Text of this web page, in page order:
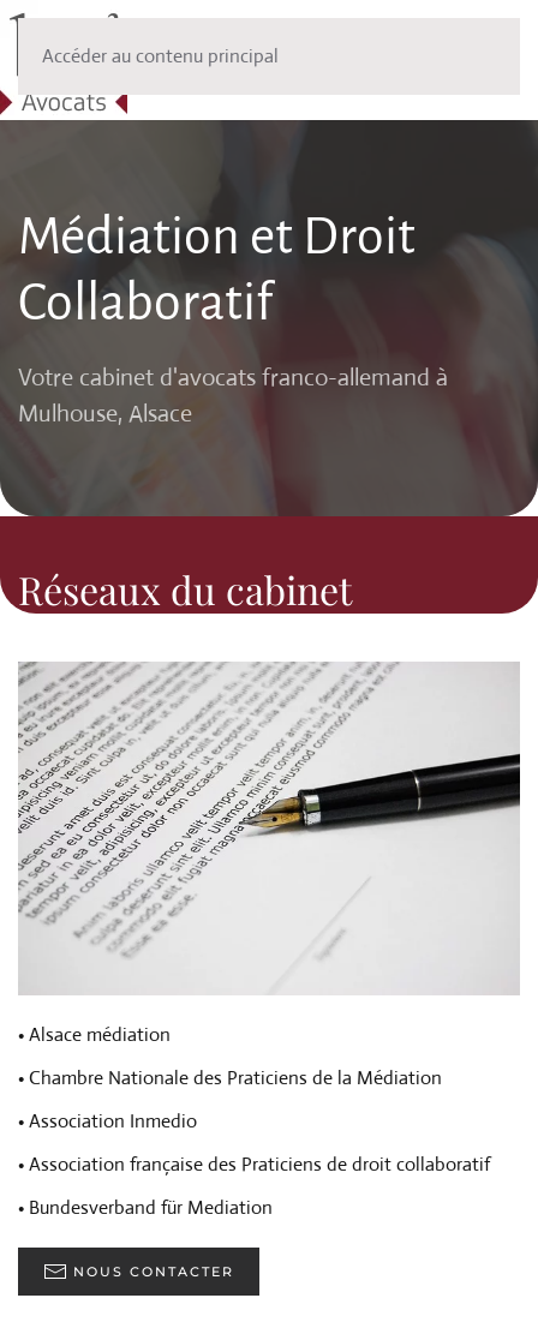
Accéder au contenu principal
Médiation et Droit
Collaboratif
Votre cabinet d'avocats franco-allemand à
Mulhouse, Alsace
Réseaux du cabinet
• Alsace médiation
• Chambre Nationale des Praticiens de la Médiation
• Association Inmedio
• Association française des Praticiens de droit collaboratif
• Bundesverband für Mediation
NOUS CONTACTER